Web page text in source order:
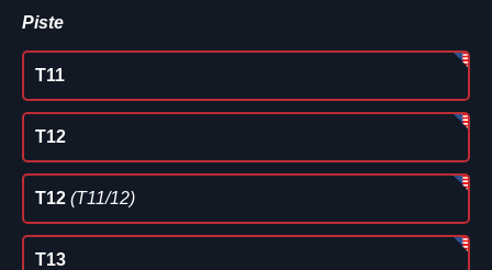
Piste
T11
T12
T12 (T11/12)
T13